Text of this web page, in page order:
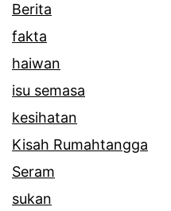
Berita
fakta
haiwan
isu semasa
kesihatan
Kisah Rumahtangga
Seram
sukan